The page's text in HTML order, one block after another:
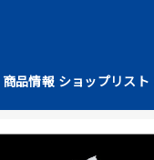
商品情報 ショップリスト